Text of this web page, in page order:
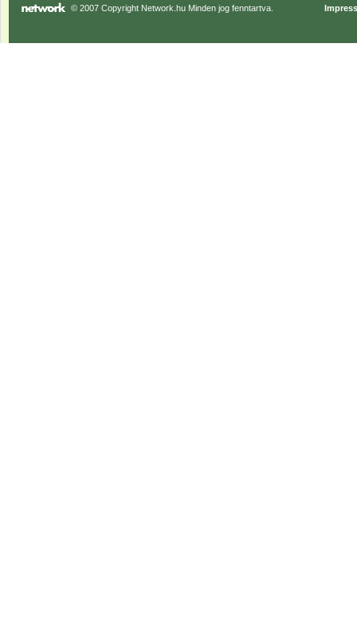
© 2007 Copyright Network.hu Minden jog fenntartva.